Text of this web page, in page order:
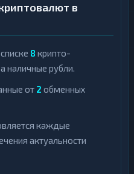
в
8 крипто-
наличные рубли.
от 2 обменных
каждые
актуальности